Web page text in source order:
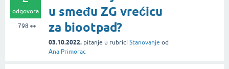
odgovora
798 👀
u smeđu ZG vrećicu
za biootpad?
03.10.2022. pitanje u rubrici Stanovanje od
Ana Primorac